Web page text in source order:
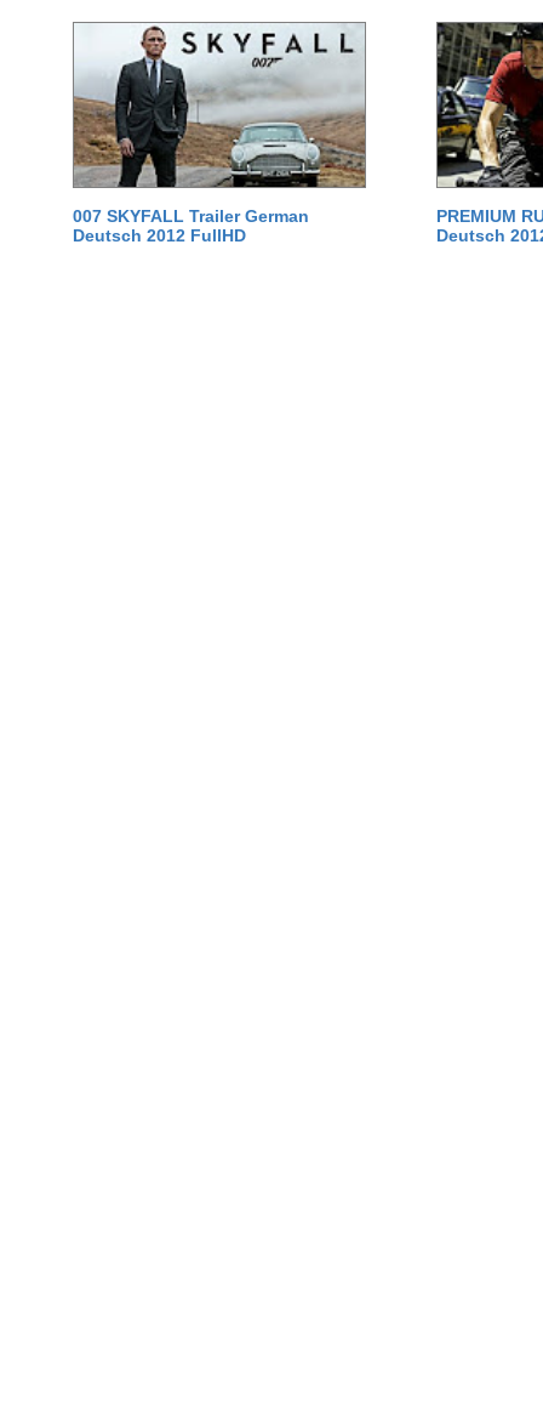
007 SKYFALL Trailer German
Deutsch 2012 FullHD
PREMIUM
Deutsch